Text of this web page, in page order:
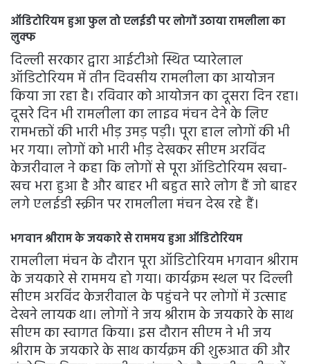
ऑडिटोरियम हुआ फुल तो एलईडी पर लोगों उठाया रामलीलाका
लुक्फ
दिल्ली सरकार द्वारा आईटीओ स्थित प्यारेलाल
ऑडिटोरियम में तीन दिवसीय रामलीला का आयोजन
किया जा रहा है। रविवार को आयोजन का दूसरा दिन रहा।
दूसरे दिन भी रामलीला का लाइव मंचन देने के लिए
रामभक्तों की भारी भीड़ उमड़ पड़ी। पूरा हाल लोगों की भी
भर गया। लोगों को भारी भीड़ देखकर सीएम अरविंद
केजरीवाल ने कहा कि लोगों से पूरा ऑडिटोरियम खचा-
खच भरा हुआ है और बाहर भी बहुत सारे लोग हैं जो बाहर
लगे एलईडी स्क्रीन पर रामलीला मंचन देख रहे हैं।
भगवान श्रीराम के जयकारे से राममय हुआ ऑडिटोरियम
रामलीला मंचन के दौरान पूरा ऑडिटोरियम भगवान श्रीराम
के जयकारे से राममय हो गया। कार्यक्रम स्थल पर दिल्ली
सीएम अरविंद केजरीवाल के पहुंचने पर लोगों में उत्साह
देखने लायक था। लोगों ने जय श्रीराम के जयकारे के साथ
सीएम का स्वागत किया। इस दौरान सीएम ने भी जय
श्रीराम के जयकारे के साथ कार्यक्रम की शुरूआत की और